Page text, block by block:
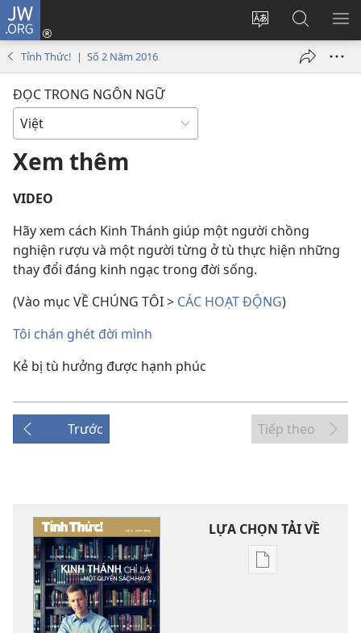
JW.ORG
Thay
Đăng
nhập
Tìm
kiếm
JW.ORG
Tỉnh Thức! | Số 2 Năm 2016
ĐỌC TRONG NGÔN NGỮ
Xem thêm
VIDEO
Hãy xem cách Kinh Thánh giúp một người chồng
nghiện rượu và một người từng ở tù thực hiện những
thay đổi đáng kinh ngạc trong đời sống.
(Vào mục VỀ CHÚNG TÔI > CÁC HOẠT ĐỘNG)
Tôi chán ghét đời mình
Kẻ bị tù hưởng được hạnh phúc
Trước Tiếp theo
LỰA CHỌN TẢI VỀ
Tùy